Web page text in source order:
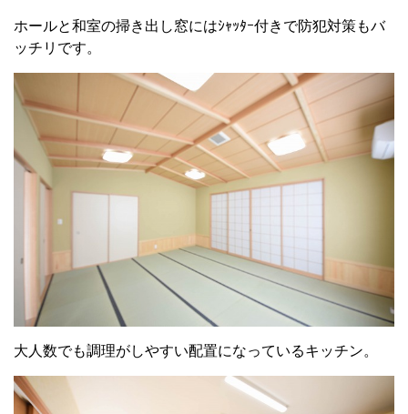
ホールと和室の掃き出し窓にはｼｬｯﾀｰ付きで防犯対策もバ
ッチリです。
大人数でも調理がしやすい配置になっているキッチン。